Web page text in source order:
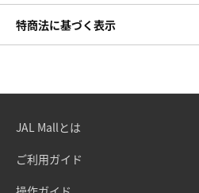
特商法に基づく表示
JAL Mallとは
ご利用ガイド